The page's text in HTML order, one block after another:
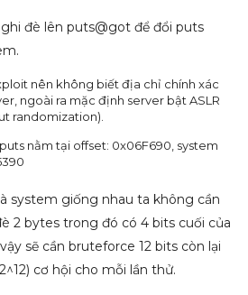
đè lên puts@got để đổi puts
nên không biết địa chỉ chính xác
ngoài ra mặc định server bật ASLR
randomization).
nằm tại offset: 0x06F690, system
system giống nhau ta không cần
2 bytes trong đó có 4 bits cuối của
sẽ cần bruteforce 12 bits còn lại
cơ hội cho mỗi lần thử.